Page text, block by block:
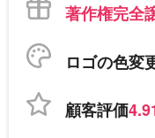
著作権完全
ロゴの色変
顧客評価